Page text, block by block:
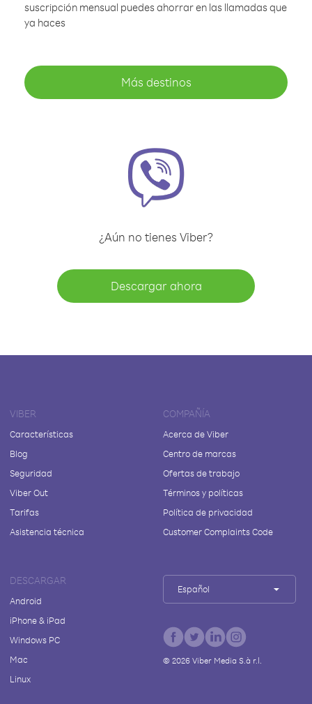
suscripción mensual puedes ahorrar en las llamadas que
ya haces
Más destinos
¿Aún no tienes Viber?
Descargar ahora
VIBER
Características
Blog
Seguridad
Viber Out
Tarifas
Asistencia técnica
COMPAÑÍA
Acerca de Viber
Centro de marcas
Ofertas de trabajo
Términos y políticas
Política de privacidad
Customer Complaints Code
DESCARGAR
Android
iPhone & iPad
Windows PC
Mac
Linux
Español
© 2026Viber Media S.à r.l.